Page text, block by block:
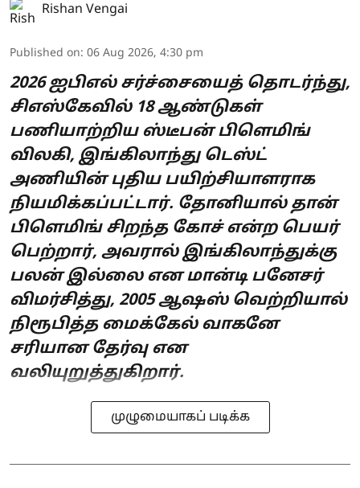
Rishan Vengai
Published on: 06 Aug 2026, 4:30 pm
2026 ஐபிஎல் சர்ச்சையைத் தொடர்ந்து,
சிஎஸ்கேவில் 18 ஆண்டுகள்
பணியாற்றிய ஸ்டீபன் பிளெமிங்
விலகி, இங்கிலாந்து டெஸ்ட்
அணியின் புதிய பயிற்சியாளராக
நியமிக்கப்பட்டார். தோனியால் தான்
பிளெமிங் சிறந்த கோச் என்ற பெயர்
பெற்றார், அவரால் இங்கிலாந்துக்கு
பலன் இல்லை என மான்டி பனேசர்
விமர்சித்து, 2005 ஆஷஸ் வெற்றியால்
நிரூபித்த மைக்கேல் வாகனே
சரியான தேர்வு என
வலியுறுத்துகிறார்.
முழுமையாகப் படிக்க